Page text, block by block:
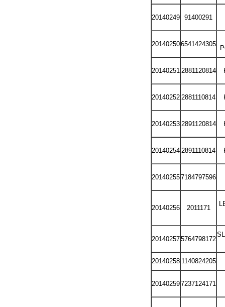
20140249 91400291
201402506541424305
20140251 2881120814
20140252 2881110814
20140253 2891120814
20140254 2891110814
201402557184797596
20140256 2011171
201402575764798172
20140258 1140824205
201402597237124171